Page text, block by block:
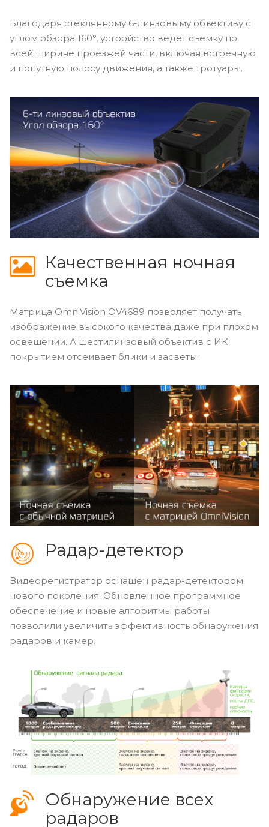
Благодаря стеклянному 6-линзовыму объективу с
углом обзора 160°, устройство ведет съемку по
всей ширине проезжей части, включая встречную
и попутную полосу движения, а также тротуары.
Качественная ночная
съемка
Матрица OmniVision OV4689 позволяет получать
изображение высокого качества даже при плохом
освещении. А шестилинзовый объектив с ИК
покрытием отсеивает блики и засветы.
Радар-детектор
Видеорегистратор оснащен радар-детектором
нового поколения. Обновленное программное
обеспечение и новые алгоритмы работы
позволили увеличить эффективность обнаружения
радаров и камер.
Обнаружение всех
радаров